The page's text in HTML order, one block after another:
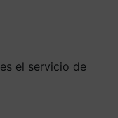
el servicio de